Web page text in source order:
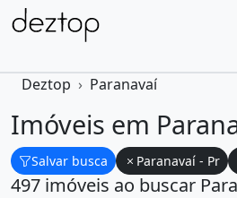
Deztop Paranavaí
Salvar busca Paranavaí - Pr
497 imóveis ao buscar